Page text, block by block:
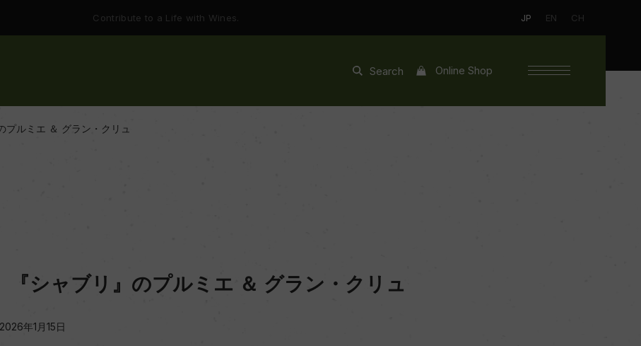
Contribute to a Life with Wines. JP EN CH
Search Online Shop
プルミエ ＆ グラン・クリュ
『シャブリ』のプルミエ ＆ グラン・クリュ
2026年1月15日